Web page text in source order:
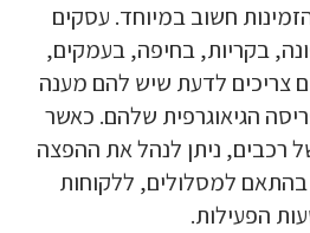
חשוב במיוחד. עסקים
בקריות, בחיפה, בעמקים,
צריכים לדעת שיש להם מענה
הגיאוגרפית שלהם. כאשר
רכבים, ניתן לנהל את ההפצה
בהתאם למסלולים, ללקוחות
הפעילות.